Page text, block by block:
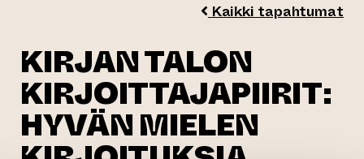
Kaikki tapahtumat
KIRJAN TALON
KIRJOITTAJAPIIRIT:
HYVÄN MIELEN